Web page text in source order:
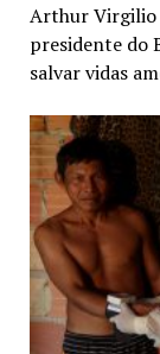
Arthur Virgilio
presidente do
salvar vidas